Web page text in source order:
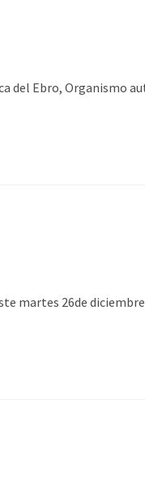
del Ebro,
martes 26de